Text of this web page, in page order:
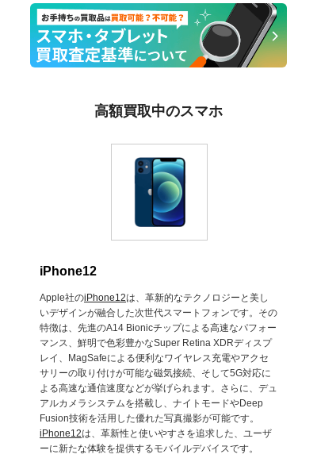
高額買取中のスマホ
iPhone12
Apple社のiPhone12は、革新的なテクノロジーと美し
いデザインが融合した次世代スマートフォンです。その
特徴は、先進のA14 Bionicチップによる高速なパフォー
マンス、鮮明で色彩豊かなSuper Retina XDRディスプ
レイ、MagSafeによる便利なワイヤレス充電やアクセ
サリーの取り付けが可能な磁気接続、そして5G対応に
よる高速な通信速度などが挙げられます。さらに、デュ
アルカメラシステムを搭載し、ナイトモードやDeep
Fusion技術を活用した優れた写真撮影が可能です。
iPhone12は、革新性と使いやすさを追求した、ユーザ
ーに新たな体験を提供するモバイルデバイスです。